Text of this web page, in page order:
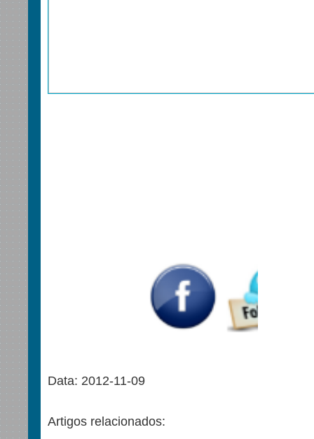
Data: 2012-11-09
Artigos relacionados: